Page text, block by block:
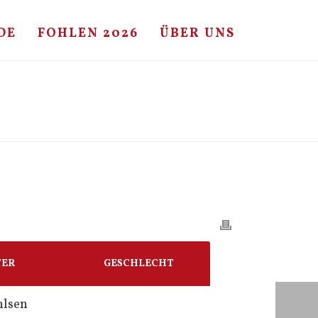
FOHLEN 2026 ÜBER UNS
GESCHLECHT